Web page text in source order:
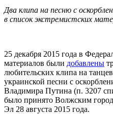
Два клипа на песню с
в список экстремистских
25 декабря 2015 года в
материалов были добавлены
любительских клипа на
украинской песни с
Владимира Путина (п. 3207
было принято Волжским
Эл 28 августа 2015 года.